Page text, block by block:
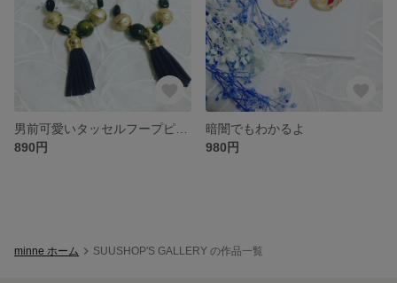
890円
暗闇でもわかるよ
980円
minne ホーム SUUSHOP'S GALLERY の作品一覧